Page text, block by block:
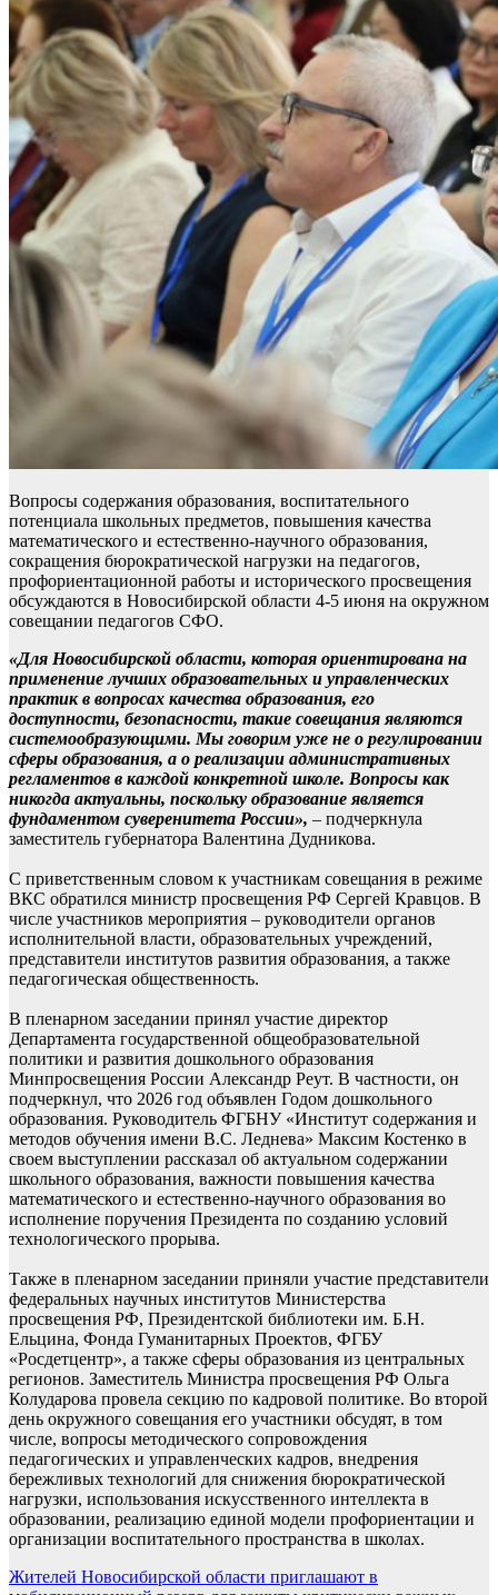
Вопросы содержания образования, воспитательного
потенциала школьных предметов, повышения качества
математического и естественно-научного образования,
сокращения бюрократической нагрузки на педагогов,
профориентационной работы и исторического просвещения
обсуждаются в Новосибирской области 4-5 июня на окружном
совещании педагогов СФО.
«Для Новосибирской области, которая ориентирована на
применение лучших образовательных и управленческих
практик в вопросах качества образования, его
доступности, безопасности, такие совещания являются
системообразующими. Мы говорим уже не о регулировании
сферы образования, а о реализации административных
регламентов в каждой конкретной школе. Вопросы как
никогда актуальны, поскольку образование является
фундаментом суверенитета России», – подчеркнула
заместитель губернатора Валентина Дудникова.
С приветственным словом к участникам совещания в режиме
ВКС обратился министр просвещения РФ Сергей Кравцов. В
числе участников мероприятия – руководители органов
исполнительной власти, образовательных учреждений,
представители институтов развития образования, а также
педагогическая общественность.
В пленарном заседании принял участие директор
Департамента государственной общеобразовательной
политики и развития дошкольного образования
Минпросвещения России Александр Реут. В частности, он
подчеркнул, что 2026 год объявлен Годом дошкольного
образования. Руководитель ФГБНУ «Институт содержания и
методов обучения имени В.С. Леднева» Максим Костенко в
своем выступлении рассказал об актуальном содержании
школьного образования, важности повышения качества
математического и естественно-научного образования во
исполнение поручения Президента по созданию условий
технологического прорыва.
Также в пленарном заседании приняли участие представители
федеральных научных институтов Министерства
просвещения РФ, Президентской библиотеки им. Б.Н.
Ельцина, Фонда Гуманитарных Проектов, ФГБУ
«Росдетцентр», а также сферы образования из центральных
регионов. Заместитель Министра просвещения РФ Ольга
Колударова провела секцию по кадровой политике. Во второй
день окружного совещания его участники обсудят, в том
числе, вопросы методического сопровождения
педагогических и управленческих кадров, внедрения
бережливых технологий для снижения бюрократической
нагрузки, использования искусственного интеллекта в
образовании, реализацию единой модели профориентации и
организации воспитательного пространства в школах.
Навигация
Жителей Новосибирской области приглашают в